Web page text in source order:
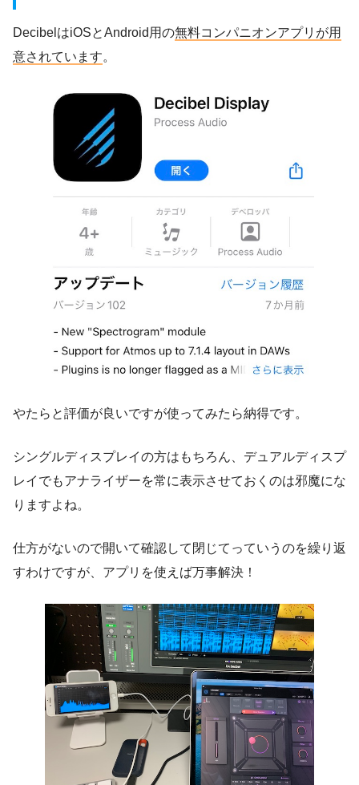
DecibelはiOSとAndroid用の無料コンパニオンアプリが用
意されています。
やたらと評価が良いですが使ってみたら納得です。
シングルディスプレイの方はもちろん、デュアルディスプ
レイでもアナライザーを常に表示させておくのは邪魔にな
りますよね。
仕方がないので開いて確認して閉じてっていうのを繰り返
すわけですが、アプリを使えば万事解決！